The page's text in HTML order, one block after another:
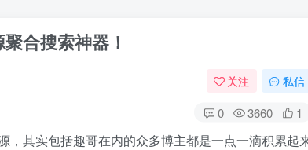
合搜索神器！
关注 私信
0 3660 1
其实包括趣哥在内的众多博主都是一点一滴积累起